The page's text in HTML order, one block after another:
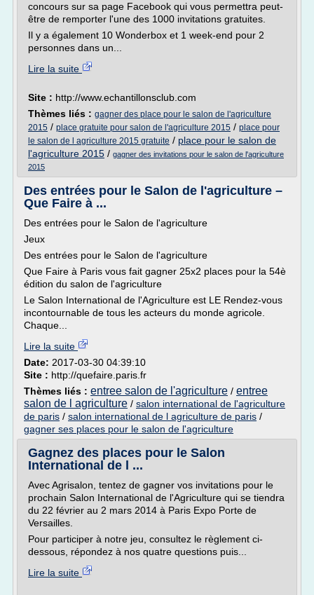
concours sur sa page Facebook qui vous permettra peut-
être de remporter l'une des 1000 invitations gratuites.
Il y a également 10 Wonderbox et 1 week-end pour 2
personnes dans un...
Lire la suite
Site : http://www.echantillonsclub.com
Thèmes liés : gagner des place pour le salon de l'agriculture
2015 / place gratuite pour salon de l'agriculture 2015 / place pour
le salon de l agriculture 2015 gratuite / place pour le salon de
l'agriculture 2015 / gagner des invitations pour le salon de l'agriculture
2015
Des entrées pour le Salon de l'agriculture –
Que Faire à ...
Des entrées pour le Salon de l'agriculture
Jeux
Des entrées pour le Salon de l'agriculture
Que Faire à Paris vous fait gagner 25x2 places pour la 54è
édition du salon de l'agriculture
Le Salon International de l'Agriculture est LE Rendez-vous
incontournable de tous les acteurs du monde agricole.
Chaque...
Lire la suite
Date: 2017-03-30 04:39:10
Site : http://quefaire.paris.fr
Thèmes liés : entree salon de l'agriculture / entree
salon de l agriculture / salon international de l'agriculture
de paris / salon international de l agriculture de paris /
gagner ses places pour le salon de l'agriculture
Gagnez des places pour le Salon
International de l ...
Avec Agrisalon, tentez de gagner vos invitations pour le
prochain Salon International de l'Agriculture qui se tiendra
du 22 février au 2 mars 2014 à Paris Expo Porte de
Versailles.
Pour participer à notre jeu, consultez le règlement ci-
dessous, répondez à nos quatre questions puis...
Lire la suite